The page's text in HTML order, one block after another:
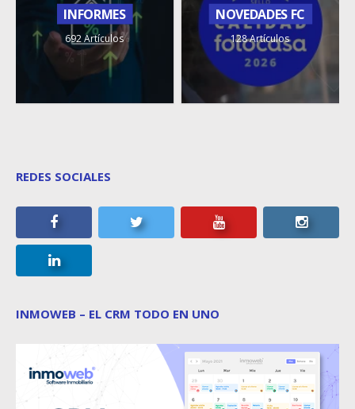
INFORMES
692 Artículos
NOVEDADES FC
128 Artículos
REDES SOCIALES
INMOWEB – EL CRM TODO EN UNO